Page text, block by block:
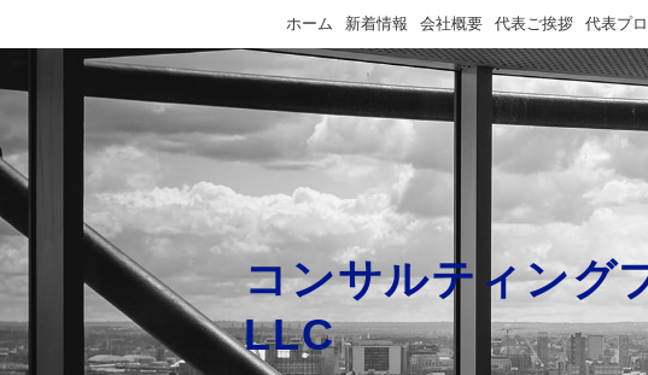
ホーム 新着情報 会社概要 代表ご挨拶 代表プ
コンサルティング
LLC